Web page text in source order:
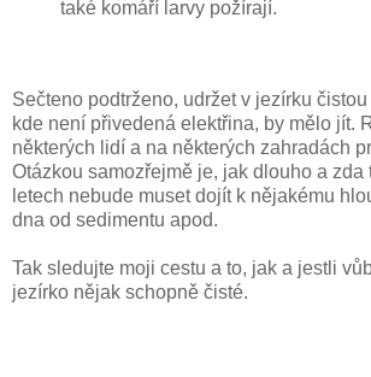
také komáří larvy požírají.
Sečteno podtrženo, udržet v jezírku
kde není přivedená elektřina, by mělo jít.
některých lidí a na některých zahradách
Otázkou samozřejmě je, jak dlouho a zda
letech nebude muset dojít k nějakému
dna od sedimentu apod.
Tak sledujte moji cestu a to, jak a jestli
jezírko nějak schopně čisté.